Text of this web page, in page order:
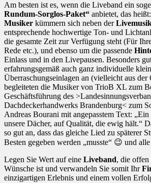
Am besten ist es, wenn die Liveband ein
Rundum-Sorglos-Paket“ anbietet, das
Musiker kümmern sich neben der
entsprechende hochwertige Ton- und
die gesamte Zeit zur Verfügung steht (Für
Rede etc.), und ebenso um die passende
Einlass und in den Livepausen. Besonders
erfahrungsgemäß auch ganz individuelle
Überraschungseinlagen an (vielleicht aus der
begleiteten die Musiker von TrioB XL zum
Geschäftsführung des
Dachdeckerhandwerks Brandenburg< zum
Andreas Bourani mit angepasstem Text:
unsere Dächer, auf Qualität, die ewig hält.“
so gut an, dass das gleiche Lied zu späterer
Besten gegeben werden „musste“ 😉 und
Legen Sie Wert auf eine Liveband, die offen
Wünsche ist und verwandeln Sie somit Ihr
einzigartigen Erlebnis und einem vollen